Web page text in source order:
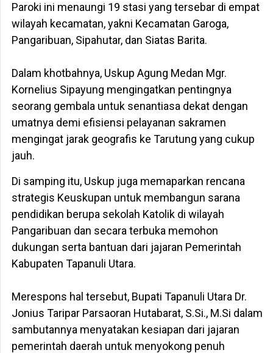
Paroki ini menaungi 19 stasi yang tersebar di empat
wilayah kecamatan, yakni Kecamatan Garoga,
Pangaribuan, Sipahutar, dan Siatas Barita.
‎​Dalam khotbahnya, Uskup Agung Medan Mgr.
Kornelius Sipayung mengingatkan pentingnya
seorang gembala untuk senantiasa dekat dengan
umatnya demi efisiensi pelayanan sakramen
mengingat jarak geografis ke Tarutung yang cukup
jauh.
Di samping itu, Uskup juga memaparkan rencana
strategis Keuskupan untuk membangun sarana
pendidikan berupa sekolah Katolik di wilayah
Pangaribuan dan secara terbuka memohon
dukungan serta bantuan dari jajaran Pemerintah
Kabupaten Tapanuli Utara.
‎​Merespons hal tersebut, Bupati Tapanuli Utara Dr.
Jonius Taripar Parsaoran Hutabarat, S.Si., M.Si dalam
sambutannya menyatakan kesiapan dari jajaran
pemerintah daerah untuk menyokong penuh